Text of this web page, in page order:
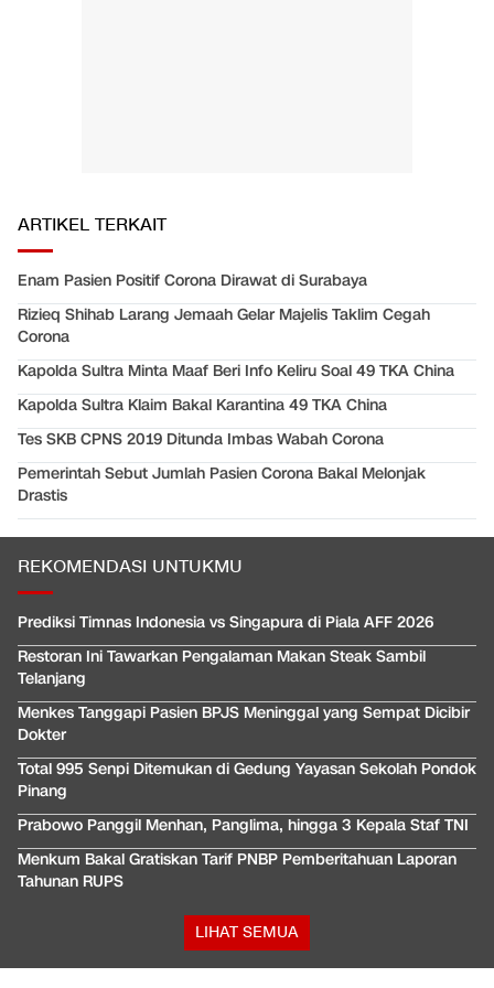
ARTIKEL TERKAIT
Enam Pasien Positif Corona Dirawat di Surabaya
Rizieq Shihab Larang Jemaah Gelar Majelis Taklim Cegah
Corona
Kapolda Sultra Minta Maaf Beri Info Keliru Soal 49 TKA China
Kapolda Sultra Klaim Bakal Karantina 49 TKA China
Tes SKB CPNS 2019 Ditunda Imbas Wabah Corona
Pemerintah Sebut Jumlah Pasien Corona Bakal Melonjak
Drastis
REKOMENDASI UNTUKMU
Prediksi Timnas Indonesia vs Singapura di Piala AFF 2026
Restoran Ini Tawarkan Pengalaman Makan Steak Sambil
Telanjang
Menkes Tanggapi Pasien BPJS Meninggal yang Sempat Dicibir
Dokter
Total 995 Senpi Ditemukan di Gedung Yayasan Sekolah Pondok
Pinang
Prabowo Panggil Menhan, Panglima, hingga 3 Kepala Staf TNI
Menkum Bakal Gratiskan Tarif PNBP Pemberitahuan Laporan
Tahunan RUPS
LIHAT SEMUA